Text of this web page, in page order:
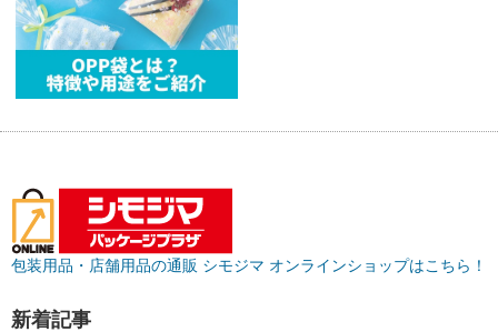
包装用品・店舗用品の通販 シモジマ オンラインショップはこちら！
新着記事